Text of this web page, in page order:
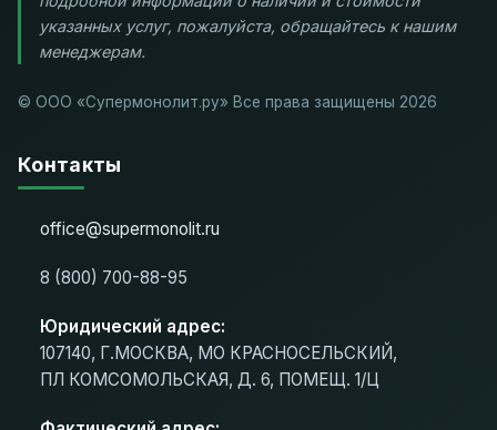
указанных услуг, пожалуйста, обращайтесь к нашим
менеджерам.
© ООО «Супермонолит.ру» Все права защищены 2026
Контакты
office@supermonolit.ru
8 (800) 700-88-95
Юридический адрес:
107140, Г.МОСКВА, МО КРАСНОСЕЛЬСКИЙ,
ПЛ КОМСОМОЛЬСКАЯ, Д. 6, ПОМЕЩ. 1/Ц